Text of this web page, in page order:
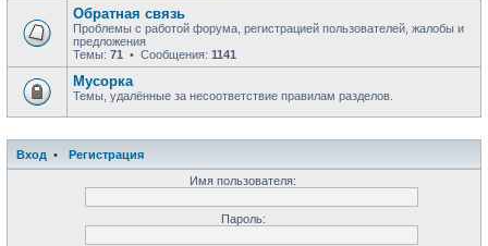
Обратная связь
Проблемы с работой форума, регистрацией пользователей, жалобы и
предложения
Темы: 71 • Сообщения: 1141
Мусорка
Темы, удалённые за несоответствие правилам разделов.
Вход •
Регистрация
Имя пользователя:
Пароль: